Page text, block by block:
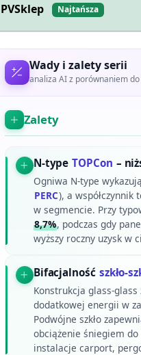
PVSklep Najtańsza
Wady i zalety serii
analiza AI z porównaniem
Zalety
N-type TOPCon –
Ogniwa N-type
PERC), a współczynnik
w segmencie. Przy
8,7%, podczas gdy
wyższy roczny uzysk w
Bifacjalność szkło-
Konstrukcja glass-
dodatkowej energii w
Podwójne szkło
obciążenie śniegiem do
instalacje carport,